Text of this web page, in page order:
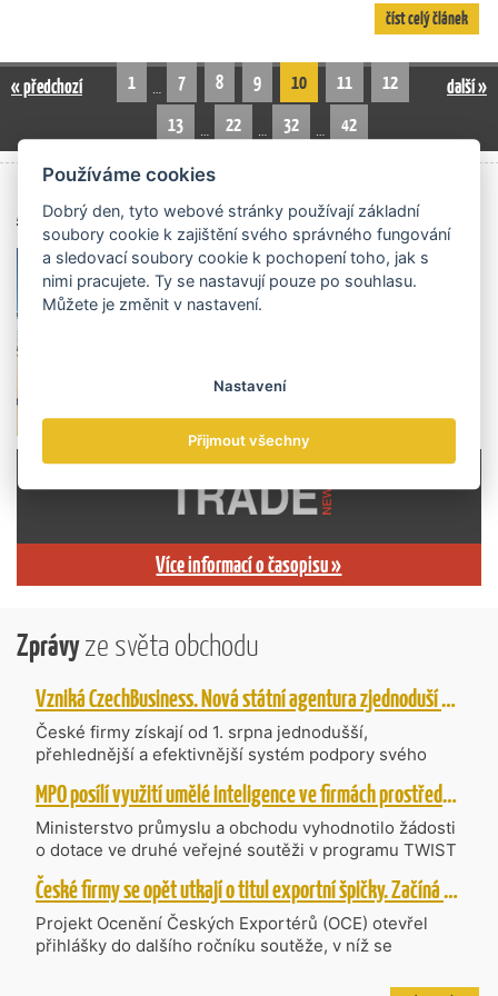
číst celý článek
« předchozí 1 … 7 8 9 10 11
12
13
… 22 … 32 … 42
další »
Archiv čísel
Více informací o časopisu »
Zprávyze světa obchodu
Vzniká CzechBusiness. Nová státní agentura zjednoduší podporu českých firem
České firmy získají od 1. srpna jednodušší,
přehlednější a efektivnější systém podpory svého
CzechBusiness, která propojuje dosavadní
kompetence agentur CzechTrade a CzechInvest.
Firmám nabídne jednoho partnera pro rozvoj od
inovací až po zahraniční expanzi.
MPO posílí využití umělé inteligence ve firmách prostřednictvím 40 projektů z programu TWIST
Ministerstvo průmyslu a obchodu vyhodnotilo žádosti
o dotace ve druhé veřejné soutěži v programu TWIST
– Transfer, Výzkum, Vývoj a Inovace pro Strategické
Technologie, do které bylo podáno 318 návrhů
projektů požadujících dotaci o celkovém objemu 4,27
mld. Kč. Částkou 630 mil. Kč bude podpořeno čtyřicet
nejlépe hodnocených projektů zaměřených na
výzkum v oblasti umělé inteligence a její aplikace do
České firmy se opět utkají o titul exportní špičky. Začíná další ročník Ocenění Českých Exportérů
Projekt Ocenění Českých Exportérů (OCE) otevřel
přihlášky do dalšího ročníku soutěže, v níž se
Projekt dlouhodobě vyzdvihuje, podporuje a oceňuje
Používáme cookies
Dobrý den, tyto webové stránky používají základní
soubory cookie k zajištění svého správného fungování
a sledovací soubory cookie k pochopení toho, jak s
nimi pracujete. Ty se nastavují pouze po souhlasu.
Můžete je změnit v nastavení.
Nastavení
Přijmout všechny